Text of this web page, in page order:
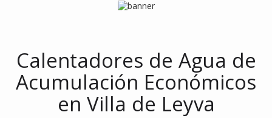
Calentadores de Agua de
Acumulación Económicos
en Villa de Leyva